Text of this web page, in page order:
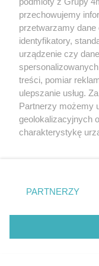
Pielgrzymka
Data dodania galerii:
06.08.2026
przechowujemy
przetwarzamy dane
identyfikatory,
urządzenie czy
treści, pomiar
ulepszanie usług.
Partnerzy możemy
geolokalizacyjnych
charakterystykę
zmienić/wycofać
znajdujący się w
użytkownika, ale
przetwarzaniu.
PARTNERZY